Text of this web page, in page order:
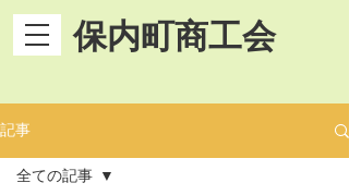
保内町商工会
記事
全ての記事